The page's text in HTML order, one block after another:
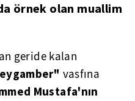
örnek olan muallim
geride kalan
vasfına
Mustafa'nın